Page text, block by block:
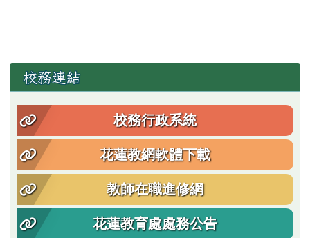
左邊區域內容
校務連結
校務行政系統
花蓮教網軟體下載
教師在職進修網
花蓮教育處處務公告